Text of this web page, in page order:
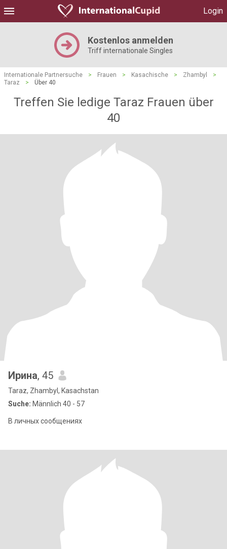
Login
Kostenlos anmelden
Triff internationale Singles
Internationale Partnersuche > Frauen > Kasachische > Zhambyl
>
Taraz
> Über 40
Treffen Sie ledige Taraz Frauen über
40
Ирина, 45
Taraz, Zhambyl, Kasachstan
Suche: Männlich 40 - 57
В личных сообщениях